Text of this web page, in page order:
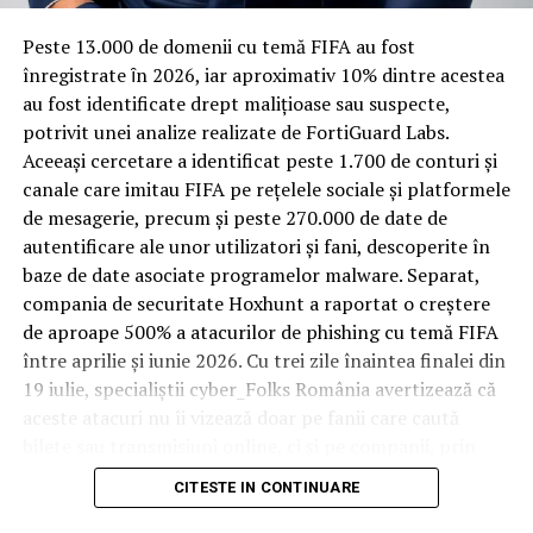
ARTICOLE PE ACEIASI TEMA:
URMATORUL
Conexiuni adevărate: Heineken® și Bodega lansează
“The Boring Phone”
NU RATATI
Breaking News/Dupa ce a fost bătut cu simț de
răspundere, coruptul putinist „Capitan la 15 ani”, a
stabilit un nou record mondial la…fuga – Ziarul Incisiv
de Prahova
Spre diferență de o locuință obișnuită, o cameră de hotel
trece printr-un ciclu de utilizare intensă: oaspeți diferiți,
bagaje trase pe roți, curățenie zilnică, uneori mai multe
rezervări consecutive în aceeași săptămână. Această
frecvență ridicată de utilizare pune presiune reală pe
orice suprafață, iar pardoseala este printre primele
elemente afectate vizibil, mai ales în zona din jurul
patului și a ușii de acces.
În etapa de renovare sau construcție, administratorii
care iau în calcul mocheta trafic intens
pentru zonele
cu rotație mare reduc riscul de uzură prematură și de
decolorare vizibilă în punctele de trecere frecventă. Este
o decizie care ține mai puțin de stil și mai mult de
după primele sezoane de utilizare intensă.
Peste 13.000 de domenii cu temă FIFA au fost
înregistrate ȋn 2026, iar aproximativ 10% dintre acestea
au fost identificate drept malițioase sau suspecte,
potrivit unei analize realizate de FortiGuard Labs.
Aceeași cercetare a identificat peste 1.700 de conturi și
canale care imitau FIFA pe rețelele sociale și platformele
de mesagerie, precum și peste 270.000 de date de
autentificare ale unor utilizatori și fani, descoperite în
baze de date asociate programelor malware. Separat,
compania de securitate Hoxhunt a raportat o creștere
de aproape 500% a atacurilor de phishing cu temă FIFA
între aprilie și iunie 2026. Cu trei zile înaintea finalei din
19 iulie, specialiștii cyber_Folks România avertizează că
conturile, dispozitivele și infrastructura digitală
utilizate de angajați.
CITESTE IN CONTINUARE